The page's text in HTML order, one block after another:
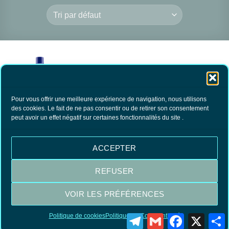
Pour vous offrir une meilleure expérience de navigation, nous utilisons
des cookies. Le fait de ne pas consentir ou de retirer son consentement
peut avoir un effet négatif sur certaines fonctionnalités du site .
ACCEPTER
REFUSER
VOIR LES PRÉFÉRENCES
Politique de cookiesPolitique de Confidentialité
Emulsion vitres
12.00€ TTC
PANIER
Visa MasterCardPayPal
TelegramGmail Facebook